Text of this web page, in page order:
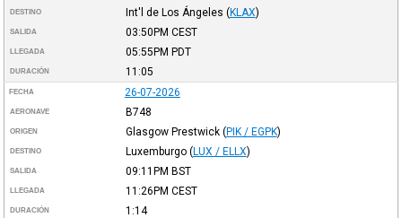
DESTINO Int'l de Los Ángeles (KLAX)
SALIDA 03:50PM CEST
LLEGADA 05:55PM PDT
DURACIÓN 11:05
FECHA 26-07-2026
AERONAVE B748
ORIGEN Glasgow Prestwick (PIK / EGPK)
DESTINO Luxemburgo (LUX / ELLX)
SALIDA 09:11PM BST
LLEGADA 11:26PM CEST
DURACIÓN 1:14